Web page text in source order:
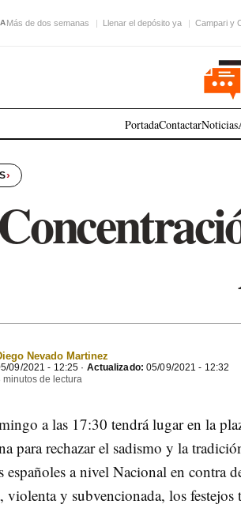
Más de dos semanas Llenar el depósito ya Campari y
PortadaContactarNoticias
›
Nevado Martinez
09/2021 - 12:25 · Actualizado: 05/09/2021 - 12:32
minutos de lectura
a las 17:30 tendrá lugar en la
para rechazar el sadismo y la
españoles a nivel Nacional en contra
violenta y subvencionada, los